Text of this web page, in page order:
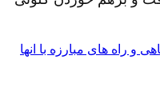
و راه های مبارزه با انها